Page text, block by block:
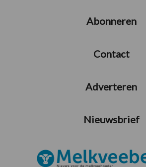
Abonneren
Contact
Adverteren
Nieuwsbrief